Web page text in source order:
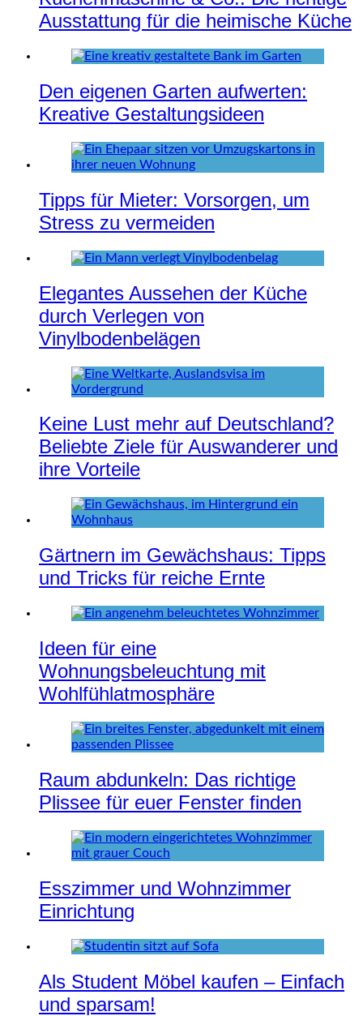
Ausstattung für die heimische Küche
Den eigenen Garten aufwerten:
Kreative Gestaltungsideen
Tipps für Mieter: Vorsorgen, um
Stress zu vermeiden
Elegantes Aussehen der Küche
durch Verlegen von
Vinylbodenbelägen
Keine Lust mehr auf Deutschland?
Beliebte Ziele für Auswanderer und
ihre Vorteile
Gärtnern im Gewächshaus: Tipps
und Tricks für reiche Ernte
Ideen für eine
Wohnungsbeleuchtung mit
Wohlfühlatmosphäre
Raum abdunkeln: Das richtige
Plissee für euer Fenster finden
Esszimmer und Wohnzimmer
Einrichtung
Als Student Möbel kaufen – Einfach
und sparsam!